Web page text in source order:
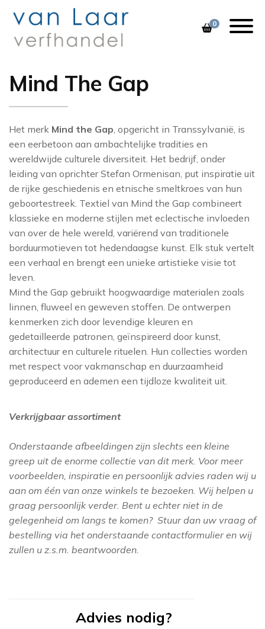
VERF
AVIS
BOONSTOPPEL
DE VOS
FARROW
FLEXA
GIORGIO
LITTLE
MORRIS & CO
PAINT &
SANDERSON
TRAE LYX
WIJZONOL
ZOFFANY
BEHANG
CASAMANCE
CHRISTIAN
COLE & SON
COORDONNÉ
DEDAR
DESIGNERS
DUTCH
EIJFFINGER
FARROW AND
GASTÓN Y
HARLEQUIN
JIM THOMPSON
LITTLE GREENE
MATTHEW
MINDTHEGAP
MISSPRINT
MORRIS & CO
STOFFERING BRINK &
COLE & SON
DEDAR
DESIGNERS
EIJFFINGER
FERMOIE
GANCEDO
GASTÓN Y
GÜELL
HARLEQUIN
MAISON
MIND THE GAP
MORRIS & CO
SANDERSON
DECORATIE
GEREEDSCHAP
ZOEK, MIX & MATCH
VEEL GESTELDE VRAGEN
11 PRACHTIGE KLEUREN
SEREEN & NATUREL
WHAT’S COOKING
STOF TOT NADENKEN
VAN LAAR’S FAVORITES
ZOFFANY INSPIRATIE
BOTANISCH
OH OH DEN HAAG
CHRISTOPHER JOHN
ROGERS
0
Mind The Gap
Het merk Mind the Gap, opgericht in Transsylvanië, is
een eerbetoon aan ambachtelijke tradities en
wereldwijde culturele diversiteit. Het bedrijf, onder
leiding van oprichter Stefan Ormenisan, put inspiratie uit
de rijke geschiedenis en etnische smeltkroes van hun
geboortestreek. Textiel van Mind the Gap combineert
klassieke en moderne stijlen met eclectische invloeden
van over de hele wereld, variërend van traditionele
borduurmotieven tot hedendaagse kunst. Elk stuk vertelt
een verhaal en brengt een unieke artistieke visie tot
leven.
Mind the Gap gebruikt hoogwaardige materialen zoals
linnen, fluweel en geweven stoffen. De ontwerpen
kenmerken zich door levendige kleuren en
gedetailleerde patronen, geïnspireerd door kunst,
architectuur en culturele rituelen. Hun collecties worden
met respect voor vakmanschap en duurzaamheid
geproduceerd en ademen een tijdloze kwaliteit uit.
Verkrijgbaar assortiment
Onderstaande afbeeldingen zijn slechts een kleine
greep uit de enorme collectie van dit merk. Voor meer
voorbeelden, inspiratie en persoonlijk advies raden wij u
aan om één van onze winkels te bezoeken. Wij helpen u
graag persoonlijk verder. Bent u echter niet in de
gelegenheid om langs te komen? Stuur dan uw vraag of
bestelling via het onderstaande contactformulier en wij
zullen u z.s.m. beantwoorden.
Advies nodig?